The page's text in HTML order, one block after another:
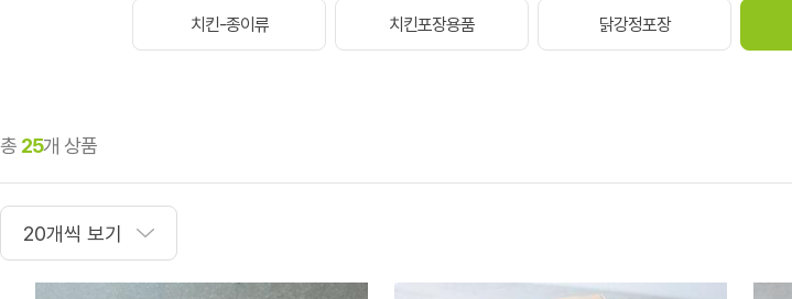
치킨-종이류 치킨포장용품 닭강정포장
총 25개 상품